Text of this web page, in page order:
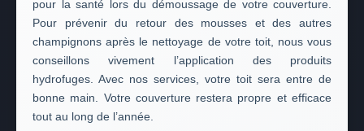
pour la santé lors du démoussage de votre couverture.
Pour prévenir du retour des mousses et des autres
champignons après le nettoyage de votre toit, nous vous
conseillons vivement l’application des produits
hydrofuges. Avec nos services, votre toit sera entre de
bonne main. Votre couverture restera propre et efficace
tout au long de l’année.